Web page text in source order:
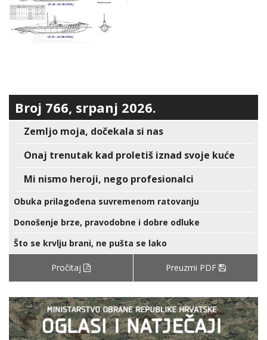
Broj 766, srpanj 2026.
Zemljo moja, dočekala si nas
Onaj trenutak kad proletiš iznad svoje kuće
Mi nismo heroji, nego profesionalci
Obuka prilagođena suvremenom ratovanju
Donošenje brze, pravodobne i dobre odluke
Što se krvlju brani, ne pušta se lako
Pročitaj Preuzmi PDF